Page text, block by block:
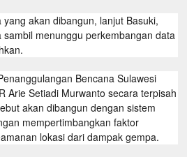
akan dibangun, lanjut Basuki,
menunggu perkembangan data
Bencana Sulawesi
Arie Setiadi Murwanto secara terpisah
akan dibangun dengan sistem
mempertimbangkan faktor
lokasi dari dampak gempa.